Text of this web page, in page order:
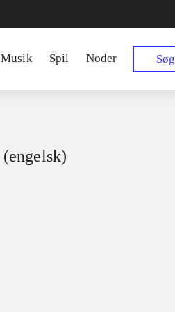
Musik Spil Noder Søg
(engelsk)